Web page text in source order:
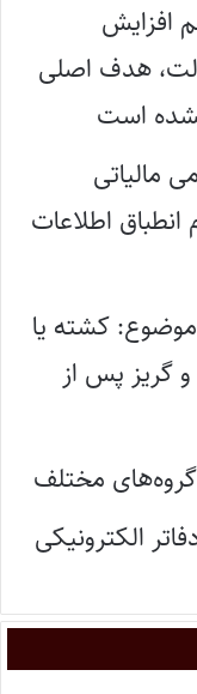
افزایش
هدف اصلی
است
مالیاتی
اطلاعات
کشته یا
گریز پس از
گروه‌های مختلف
الکترونیکی